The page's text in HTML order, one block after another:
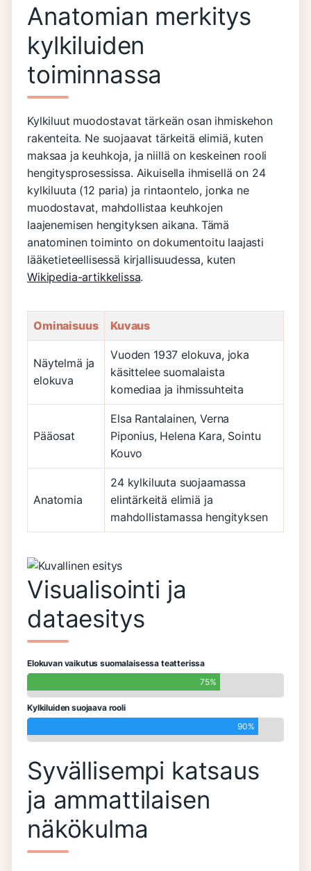
Anatomian merkitys
kylkiluiden
toiminnassa
Kylkiluut muodostavat tärkeän osan ihmiskehon
rakenteita. Ne suojaavat tärkeitä elimiä, kuten
maksaa ja keuhkoja, ja niillä on keskeinen rooli
hengitysprosessissa. Aikuisella ihmisellä on 24
kylkiluuta (12 paria) ja rintaontelo, jonka ne
muodostavat, mahdollistaa keuhkojen
laajenemisen hengityksen aikana. Tämä
anatominen toiminto on dokumentoitu laajasti
lääketieteellisessä kirjallisuudessa, kuten
Wikipedia-artikkelissa.
Ominaisuus Kuvaus
Näytelmä ja
elokuva
Vuoden 1937 elokuva, joka
käsittelee suomalaista
komediaa ja ihmissuhteita
Pääosat
Elsa Rantalainen, Verna
Piponius, Helena Kara, Sointu
Kouvo
Anatomia
24 kylkiluuta suojaamassa
elintärkeitä elimiä ja
mahdollistamassa hengityksen
Visualisointi ja
dataesitys
Elokuvan vaikutus suomalaisessa teatterissa
75%
Kylkiluiden suojaava rooli
90%
Syvällisempi katsaus
ja ammattilaisen
näkökulma